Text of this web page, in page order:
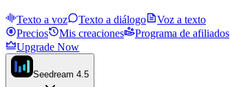
Texto a voz Texto a diálogo
Voz a texto
Precios
Mis creaciones Programa de afiliados
Upgrade Now
Seedream 4.5